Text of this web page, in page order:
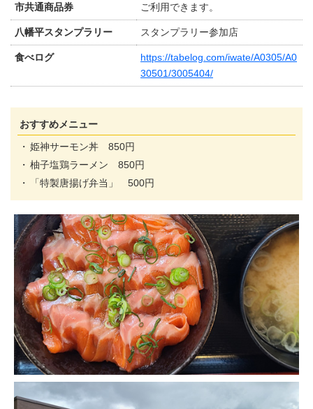
市共通商品券 ご利用できます。
八幡平スタンプラリー スタンプラリー参加店
食べログ
https://tabelog.com/iwate/A0305/A0
30501/3005404/
おすすめメニュー
姫神サーモン丼 850円
柚子塩鶏ラーメン 850円
「特製唐揚げ弁当」 500円